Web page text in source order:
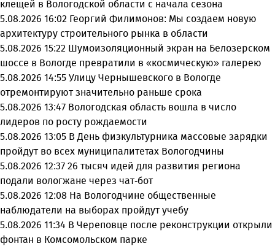
клещей в Вологодской области с начала сезона
5.08.2026 16:02 Георгий Филимонов: Мы создаем новую
архитектуру строительного рынка в области
5.08.2026 15:22 Шумоизоляционный экран на Белозерском
шоссе в Вологде превратили в «космическую» галерею
5.08.2026 14:55 Улицу Чернышевского в Вологде
отремонтируют значительно раньше срока
5.08.2026 13:47 Вологодская область вошла в число
лидеров по росту рождаемости
5.08.2026 13:05 В День физкультурника массовые зарядки
пройдут во всех муниципалитетах Вологодчины
5.08.2026 12:37 26 тысяч идей для развития региона
подали вологжане через чат-бот
5.08.2026 12:08 На Вологодчине общественные
наблюдатели на выборах пройдут учебу
5.08.2026 11:34 В Череповце после реконструкции открыли
фонтан в Комсомольском парке